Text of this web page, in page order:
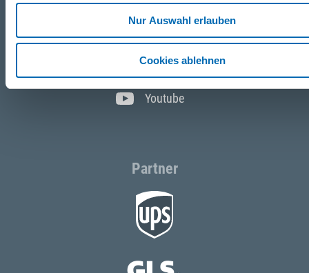
Nur Auswahl erlauben
Cookies ablehnen
Facebook
Instagram
Youtube
Partner